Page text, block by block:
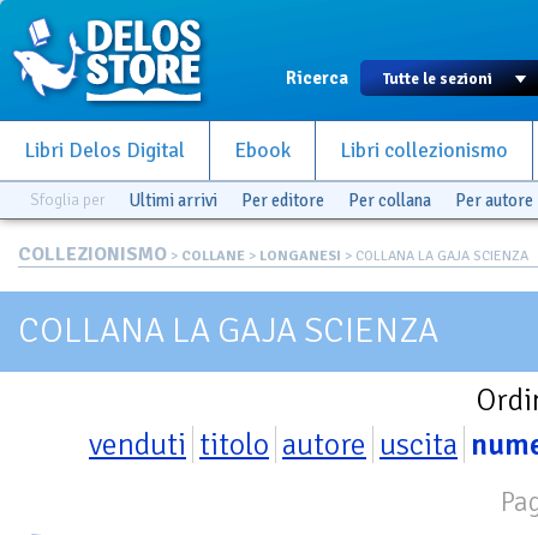
Ricerca
Libri Delos Digital Ebook Libri collezionismo
Sfoglia per Ultimi arrivi Per editore Per collana Per autore
COLLEZIONISMO > COLLANE > LONGANESI > COLLANA LA GAJA SCIENZA
COLLANA LA GAJA SCIENZA
venduti titolo autore uscita